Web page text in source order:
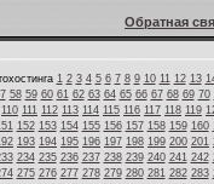
Обратная
1 2 3 4 5 6 7 8 9 10 11 12 13
58 59 60 61 62 63 64 65 66 67 68 69 70
110 111 112 113 114 115 116 117 118 119
152 153 154 155 156 157 158 159 160
193 194 195 196 197 198 199 200 201
234 235 236 237 238 239 240 241 242
275 276 277 278 279 280 281 282 283